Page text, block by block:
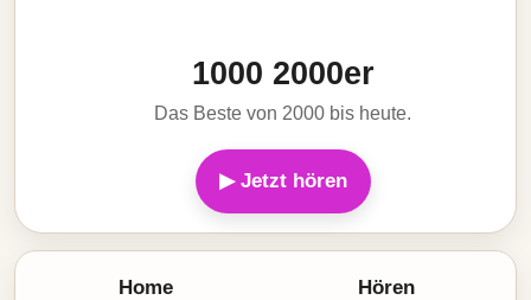
1000 2000er
Das Beste von 2000 bis heute.
▶ Jetzt hören
Home Hören